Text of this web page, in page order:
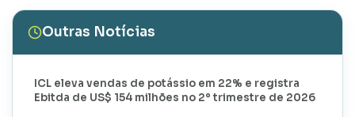
Outras Notícias
ICL eleva vendas de potássio em 22% e registra
Ebitda de US$ 154 milhões no 2º trimestre de 2026